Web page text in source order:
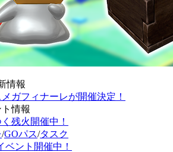
情報
ガフィナーレが開催決定！
情報
残火開催中！
/GOパス/タスク
ベント開催中！